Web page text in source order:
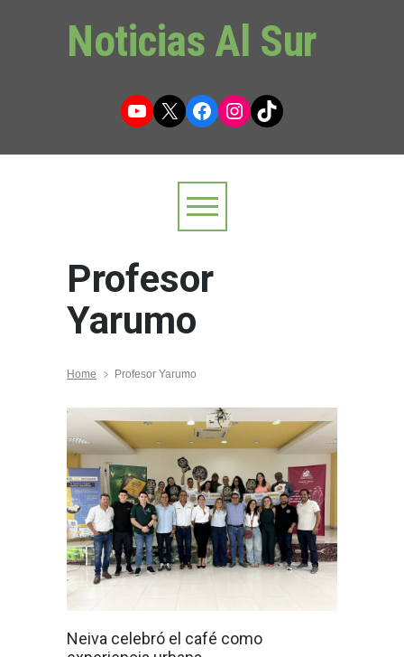
Noticias Al Sur
YouTube
X Facebook
Instagram
TikTok
Profesor
Yarumo
Home Profesor Yarumo
Neiva celebró el café como